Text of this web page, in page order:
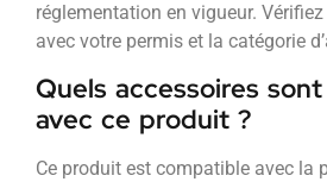
réglementation en vigueur.
avec votre permis et la catégorie
Quels accessoires
avec ce produit ?
Ce produit est compatible avec la